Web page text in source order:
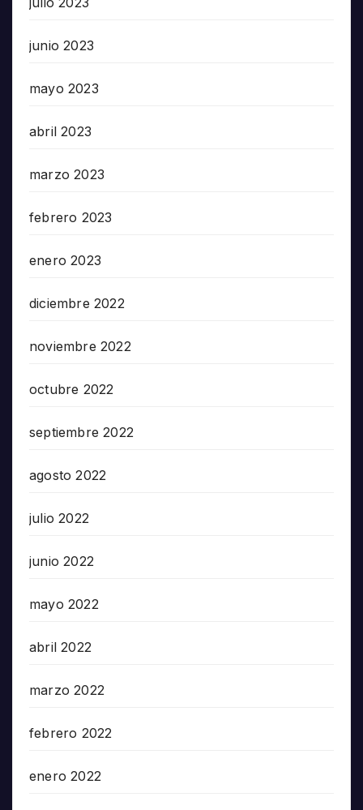
junio 2023
mayo 2023
abril 2023
marzo 2023
febrero 2023
enero 2023
diciembre 2022
noviembre 2022
octubre 2022
septiembre 2022
agosto 2022
julio 2022
junio 2022
mayo 2022
abril 2022
marzo 2022
febrero 2022
enero 2022